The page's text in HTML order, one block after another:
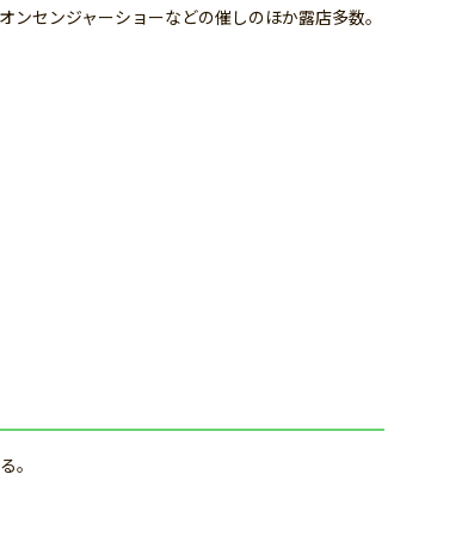
センジャーショーなどの催しのほか露店多数。
。